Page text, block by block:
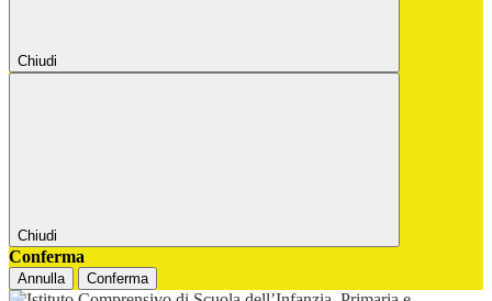
Chiudi
Chiudi
Conferma
Annulla Conferma